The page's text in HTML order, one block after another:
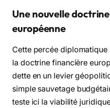
Une nouvelle
européenne
Cette percée
la doctrine financière
dette en un levier
simple sauvetage
teste ici la viabilité